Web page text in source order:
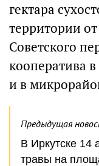
гектара
территории
Советского
кооператива
и в
Предыдущая
В Иркутске 14
травы на